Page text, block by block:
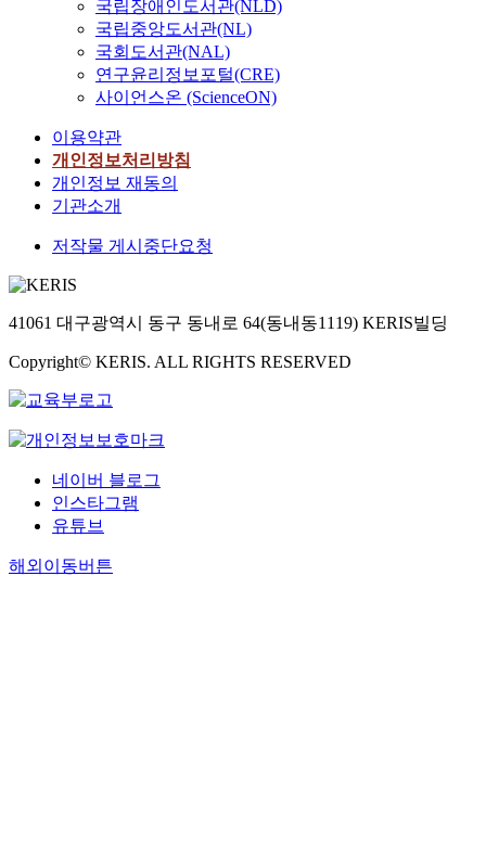
국립장애인도서관(NLD)
국립중앙도서관(NL)
국회도서관(NAL)
연구윤리정보포털(CRE)
사이언스온 (ScienceON)
이용약관
개인정보처리방침
개인정보 재동의
기관소개
저작물 게시중단요청
41061 대구광역시 동구 동내로 64(동내동1119) KERIS빌딩
Copyright© KERIS. ALL RIGHTS RESERVED
네이버 블로그
인스타그램
유튜브
해외이동버튼